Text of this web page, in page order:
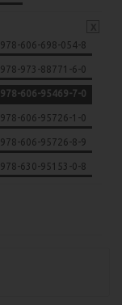
978-606-698-054-8
978-973-88771-6-0
978-606-95469-7-0
978-606-95726-1-0
978-606-95726-8-9
978-630-95153-0-8